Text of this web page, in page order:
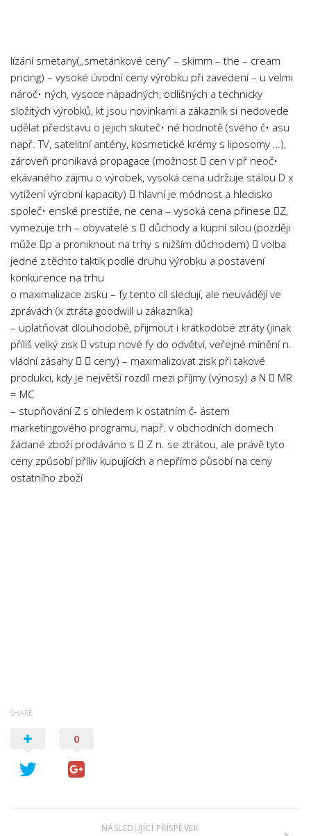
Ekonomie
Fyzika
Informatika
Jazyky
Management
Marketing
Němčina
Občanská nauka
Pedagogika
Právo
Psychologie a Sociologie
Společenské vědy
Technika
Zdravotnictví
Zeměpis
Novinky
lízání smetany(„smetánkové ceny“ – skimm – the – cream
pricing) – vysoké úvodní ceny výrobku při zavedení – u velmi
nároč• ných, vysoce nápadných, odlišných a technicky
složitých výrobků, kt jsou novinkami a zákazník si nedovede
udělat představu o jejich skuteč• né hodnotě (svého č• asu
např. TV, satelitní antény, kosmetické krémy s liposomy …),
zároveň pronikavá propagace (možnost  cen v př neoč•
ekávaného zájmu o výrobek, vysoká cena udržuje stálou D x
vytížení výrobní kapacity)  hlavní je módnost a hledisko
společ• enské prestiže, ne cena – vysoká cena přinese Z,
vymezuje trh – obyvatelé s  důchody a kupní silou (později
může p a proniknout na trhy s nižším důchodem)  volba
jedné z těchto taktik podle druhu výrobku a postavení
konkurence na trhu
o maximalizace zisku – fy tento cíl sledují, ale neuvádějí ve
zprávách (x ztráta goodwill u zákazníka)
– uplatňovat dlouhodobě, přijmout i krátkodobé ztráty (jinak
příliš velký zisk  vstup nové fy do odvětví, veřejné mínění n.
vládní zásahy   ceny) – maximalizovat zisk při takové
produkci, kdy je největší rozdíl mezi příjmy (výnosy) a N  MR
= MC
– stupňování Z s ohledem k ostatním č- ástem
marketingového programu, např. v obchodních domech
žádané zboží prodáváno s  Z n. se ztrátou, ale právě tyto
ceny způsobí příliv kupujících a nepřímo působí na ceny
ostatního zboží
SHARE
0
NÁSLEDUJÍCÍ PŘÍSPĚVEK